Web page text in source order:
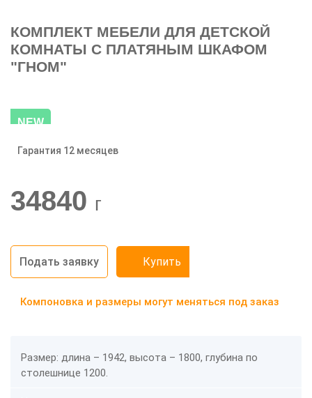
КОМПЛЕКТ МЕБЕЛИ ДЛЯ ДЕТСКОЙ
КОМНАТЫ С ПЛАТЯНЫМ ШКАФОМ
"ГНОМ"
NEW
-20%
Гарантия 12 месяцев
34840 г
Подать заявку Купить
Компоновка и размеры могут меняться под заказ
Размер: длина – 1942, высота – 1800, глубина по
столешнице 1200.